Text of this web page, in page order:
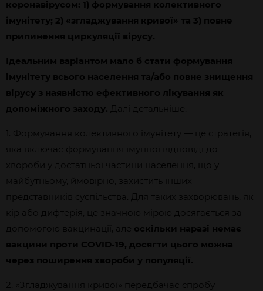
коронавірусом: 1) формування колективного
імунітету; 2) «згладжування кривої» та 3) повне
припинення циркуляції вірусу.
Ідеальним варіантом мало б стати формування
імунітету всього населення та/або повне знищення
вірусу з наявністю ефективного лікування як
допоміжного заходу. Далі детальніше.
1. Формування колективного імунітету — це стратегія,
яка включає формування імунної відповіді до
хвороби у достатньої частини населення, що у
майбутньому, ймовірно, захистить інших
представників суспільства. Для таких захворювань, як
кір або дифтерія, це значною мірою досягається за
допомогою вакцинації, але оскільки наразі немає
вакцини проти COVID-19, досягти цього можна
через поширення хвороби у популяції.
2. «Згладжування кривої» передбачає спробу